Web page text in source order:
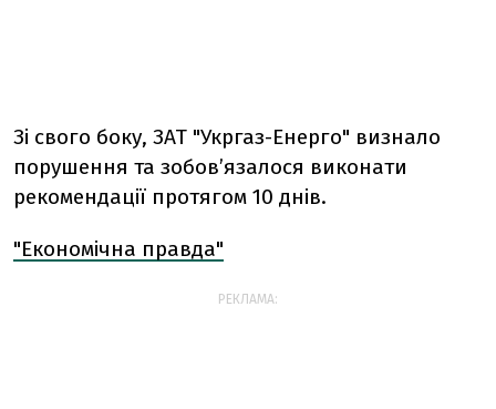
Зі свого боку, ЗАТ "Укргаз-Енерго" визнало
порушення та зобов’язалося виконати
рекомендації протягом 10 днів.
"Економічна правда"
РЕКЛАМА: